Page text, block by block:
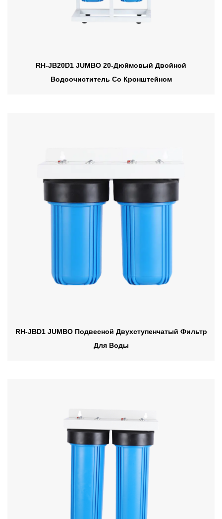
RH-JB20D1 JUMBO 20-Дюймовый Двойной
Водоочиститель Со Кронштейном
RH-JBD1 JUMBO Подвесной Двухступенчатый Фильтр
Для Воды